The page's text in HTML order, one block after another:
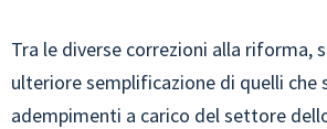
Tra le diverse correzioni alla riforma,
ulteriore semplificazione di quelli che
adempimenti a carico del settore